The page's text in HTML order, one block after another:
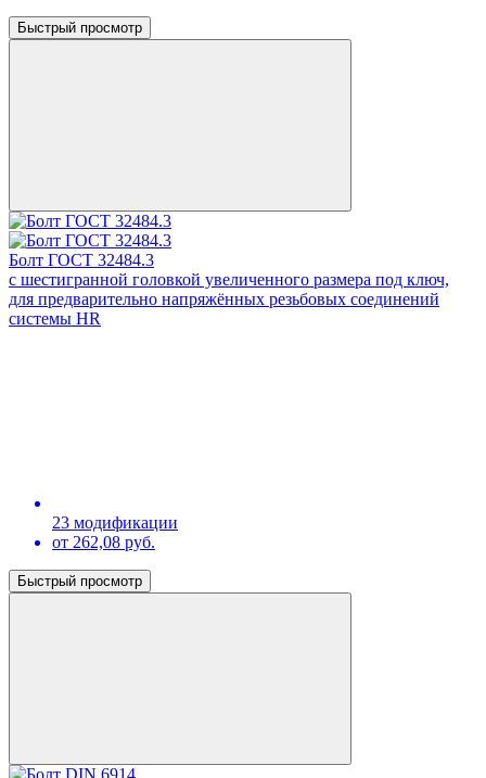
Быстрый просмотр
Болт ГОСТ 32484.3
с шестигранной головкой увеличенного размера под ключ,
для предварительно напряжённых резьбовых соединений
системы HR
23 модификации
от 262,08 руб.
Быстрый просмотр